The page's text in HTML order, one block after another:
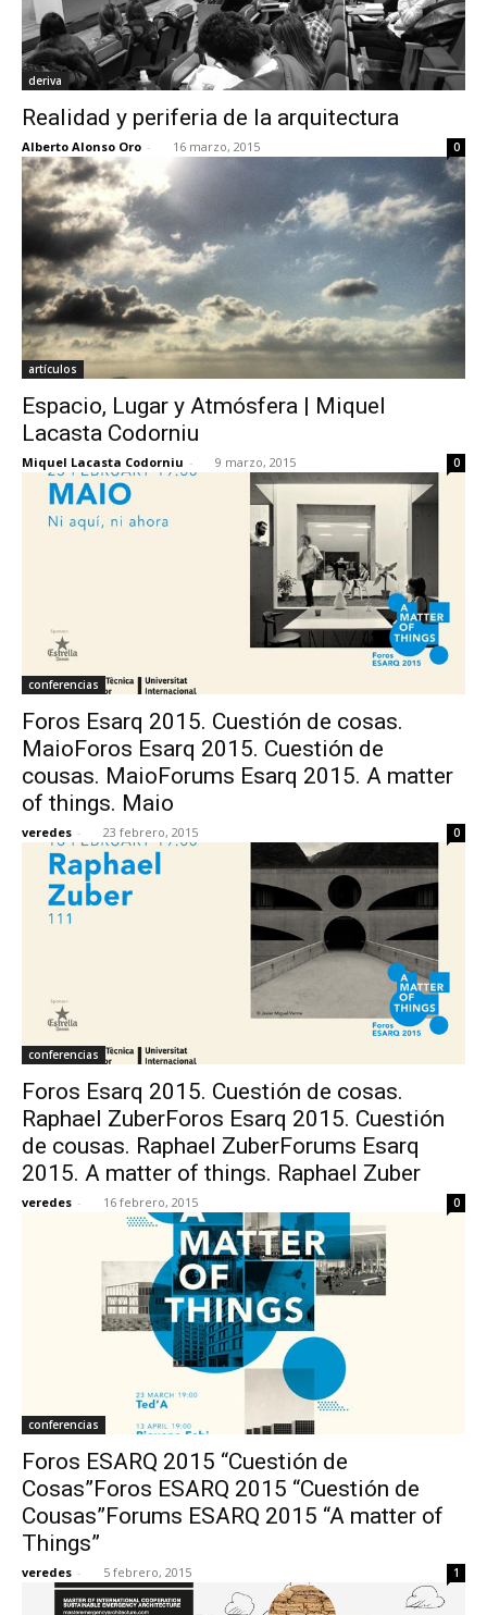
deriva
Realidad y periferia de la arquitectura
Alberto Alonso Oro - 16 marzo, 2015 0
artículos
Espacio, Lugar y Atmósfera | Miquel
Lacasta Codorniu
Miquel Lacasta Codorniu - 9 marzo, 2015 0
conferencias
Foros Esarq 2015. Cuestión de cosas.
MaioForos Esarq 2015. Cuestión de
cousas. MaioForums Esarq 2015. A matter
of things. Maio
veredes - 23 febrero, 2015 0
conferencias
Foros Esarq 2015. Cuestión de cosas.
Raphael ZuberForos Esarq 2015. Cuestión
de cousas. Raphael ZuberForums Esarq
2015. A matter of things. Raphael Zuber
veredes - 16 febrero, 2015 0
conferencias
Foros ESARQ 2015 “Cuestión de
Cosas”Foros ESARQ 2015 “Cuestión de
Cousas”Forums ESARQ 2015 “A matter of
Things”
veredes - 5 febrero, 2015 1